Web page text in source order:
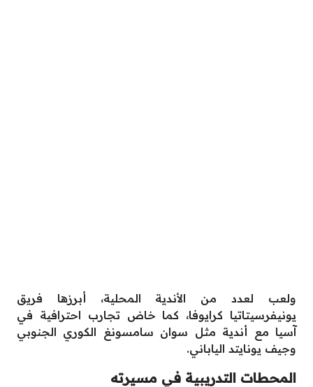
ولعب لعدد من الأندية المحلية، أبرزها فريق
يونيفرسيتاتيا كرايوفا، كما خاض تجارب احترافية في
آسيا مع أندية مثل سوان سامسونغ الكوري الجنوبي
وجيف يونايتد الياباني.
المحطات التدريبية في مسيرته